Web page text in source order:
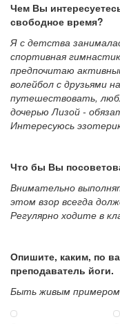
Чем Вы
свободное время?
Я с детства
спортивная
предпочитаю
волейбол с друзьями
путешествовать,
дочерью Лизой -
Интересуюсь
Что бы Вы
Внимательно
этом взор всегда
Регулярно ходите в
Опишите, каким, по
преподаватель йоги.
Быть живым